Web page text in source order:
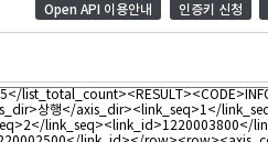
Open API 이용안내 인증키 신청